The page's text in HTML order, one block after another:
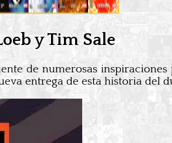
y Tim Sale
de numerosas
entrega de esta historia del